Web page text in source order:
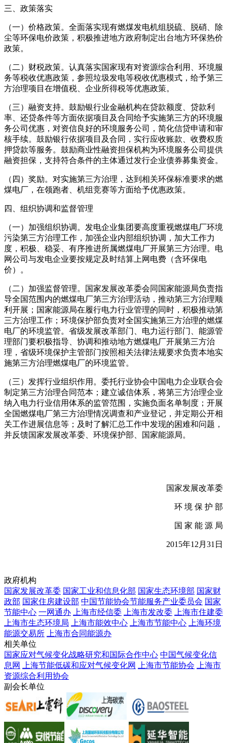
三、政策落实
（一）价格政策。全面落实现有燃煤发电机组脱硫、脱硝、除
尘等环保电价政策，积极推进地方政府制定出台地方环保热价
政策。
（二）财税政策。认真落实国家现有对资源综合利用、环境服
务等税收优惠政策，参照垃圾发电等税收优惠模式，给予第三
方治理项目在增值税、企业所得税等优惠政策。
（三）融资支持。鼓励银行业金融机构在贷款额度、贷款利
率、还贷条件等方面依据项目及合同给予实施第三方的环境服
务公司优惠，对资信良好的环境服务公司，简化信贷申请和审
核手续。鼓励银行依据项目及合同，实行应收账款、收费权质
押贷款等服务。鼓励商业性融资担保机构为环境服务公司提供
融资担保，支持符合条件的主体通过发行企业债券募集资金。
（四）奖励。对实施第三方治理，达到相关环保标准要求的燃
煤电厂，在领跑者、机组竞赛等方面给予优惠政策。
四、组织协调和监督管理
（一）加强组织协调。发电企业集团要高度重视燃煤电厂环境
污染第三方治理工作，加强企业内部组织协调，加大工作力
度，积极、稳妥、有序推进所属燃煤电厂开展第三方治理。电
网公司与发电企业要按规定及时结算上网电费（含环保电
价）。
（二）加强监督管理。国家发展改革委会同国家能源局负责指
导全国范围内的燃煤电厂第三方治理活动，推动第三方治理顺
利开展；国家能源局在履行电力行业管理的同时，积极推动第
三方治理工作；环境保护部负责对全国实施第三方治理的燃煤
电厂的环境监管。省级发展改革部门、电力运行部门、能源管
理部门要积极指导、协调和推动地方燃煤电厂开展第三方治
理，省级环境保护主管部门按照相关法律法规要求负责本地实
施第三方治理燃煤电厂的环境监管。
（三）发挥行业组织作用。委托行业协会中国电力企业联合会
制定第三方治理合同范本；建立诚信体系，将第三方治理企业
纳入电力行业信用体系的监管范围，实施负面名单制度；开展
全国燃煤电厂第三方治理情况调查和产业登记，并定期公开相
关工作进展信息等；及时了解汇总工作中发现的困难和问题，
并反馈国家发展改革委、环境保护部、国家能源局。
国家发展改革委
环 境 保 护 部
国 家 能 源 局
2015年12月31日
政府机构
国家发展改革委 国家工业和信息化部 国家生态环境部 国家财
政部 国家住房建设部 中国节能协会节能服务产业委员会 国家
节能中心 一网通办 上海市经信委 上海市发改委
上海市住建委
上海市生态环境局
上海市能效中心 上海市节能中心
上海环境
能源交易所
上海市合同能源办
相关单位
国家应对气候变化战略研究和国际合作中心 中国气候变化信
息网
上海节能低碳和应对气候变化网 上海市节能协会
上海市
资源综合利用协会
副会长单位